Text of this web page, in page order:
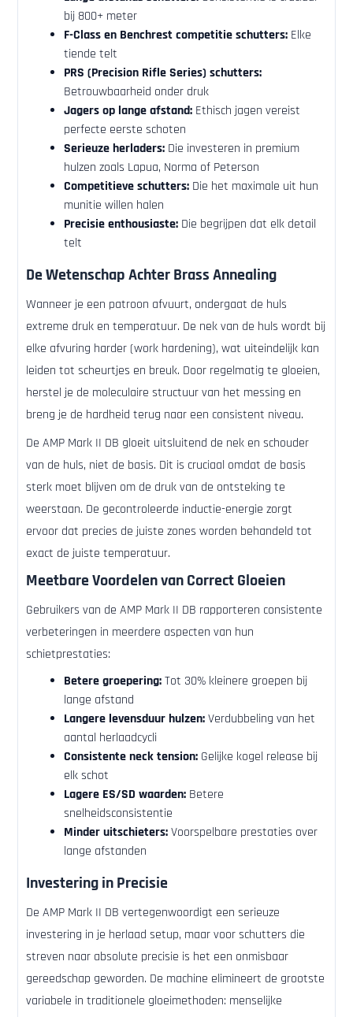
bij 800+ meter
F-Class en Benchrest competitie schutters: Elke
tiende telt
PRS (Precision Rifle Series) schutters:
Betrouwbaarheid onder druk
Jagers op lange afstand: Ethisch jagen vereist
perfecte eerste schoten
Serieuze herladers: Die investeren in premium
hulzen zoals Lapua, Norma of Peterson
Competitieve schutters: Die het maximale uit hun
munitie willen halen
Precisie enthousiaste: Die begrijpen dat elk detail
telt
De Wetenschap Achter Brass Annealing
Wanneer je een patroon afvuurt, ondergaat de huls
extreme druk en temperatuur. De nek van de huls wordt bij
elke afvuring harder (work hardening), wat uiteindelijk kan
leiden tot scheurtjes en breuk. Door regelmatig te gloeien,
herstel je de moleculaire structuur van het messing en
breng je de hardheid terug naar een consistent niveau.
De AMP Mark II DB gloeit uitsluitend de nek en schouder
van de huls, niet de basis. Dit is cruciaal omdat de basis
sterk moet blijven om de druk van de ontsteking te
weerstaan. De gecontroleerde inductie-energie zorgt
ervoor dat precies de juiste zones worden behandeld tot
exact de juiste temperatuur.
Meetbare Voordelen van Correct Gloeien
Gebruikers van de AMP Mark II DB rapporteren consistente
verbeteringen in meerdere aspecten van hun
schietprestaties:
Betere groepering:Tot 30% kleinere groepen bij
lange afstand
Langere levensduur hulzen:Verdubbeling van het
aantal herlaadcycli
Consistente neck tension: Gelijke kogel release bij
elk schot
Lagere ES/SD waarden: Betere
snelheidsconsistentie
Minder uitschieters:Voorspelbare prestaties over
lange afstanden
Investering in Precisie
De AMP Mark II DB vertegenwoordigt een serieuze
investering in je herlaad setup, maar voor schutters die
streven naar absolute precisie is het een onmisbaar
gereedschap geworden. De machine elimineert de grootste
variabele in traditionele gloeimethoden: menselijke